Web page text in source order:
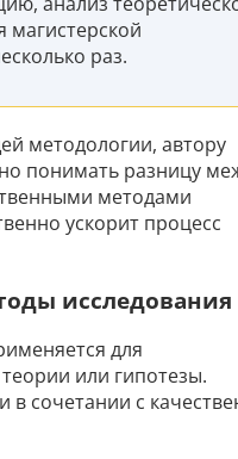
раз.
методологии, автору
понимать разницу
методами
ускорит процесс
исследования
для
или гипотезы.
в сочетании с